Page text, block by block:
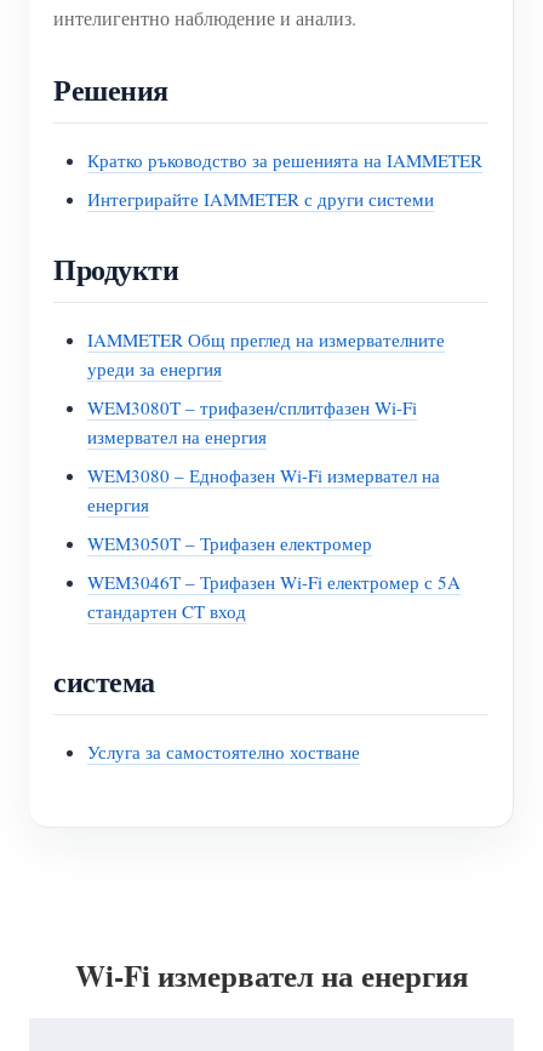
интелигентно наблюдение и анализ.
Решения
Кратко ръководство за решенията на IAMMETER
Интегрирайте IAMMETER с други системи
Продукти
IAMMETER Общ преглед на измервателните
уреди за енергия
WEM3080T – трифазен/сплитфазен Wi-Fi
измервател на енергия
WEM3080 – Еднофазен Wi-Fi измервател на
енергия
WEM3050T – Трифазен електромер
WEM3046T – Трифазен Wi-Fi електромер с 5A
стандартен CT вход
система
Услуга за самостоятелно хостване
Wi-Fi измервател на енергия